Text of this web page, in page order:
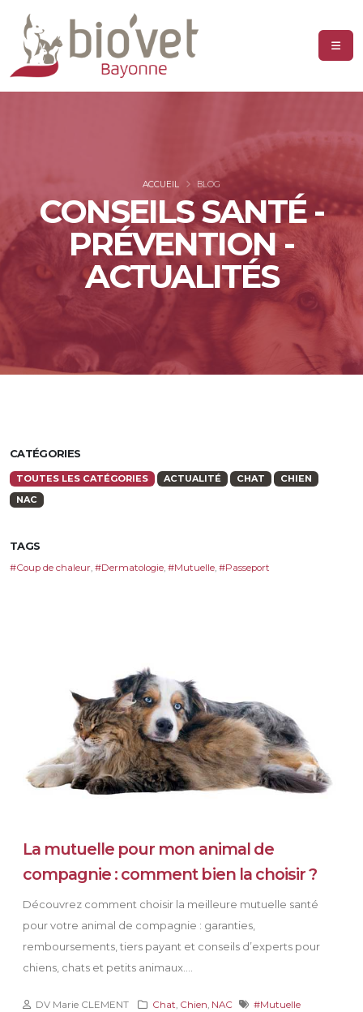
CONSEILS SANTÉ -
PRÉVENTION -
ACTUALITÉS
ACCUEIL BLOG
CATÉGORIES
TOUTES LES CATÉGORIES ACTUALITÉ CHAT
CHIEN
NAC
TAGS
#Coup de chaleur, #Dermatologie, #Mutuelle, #Passeport
La mutuelle pour mon animal de
compagnie : comment bien la choisir ?
Découvrez comment choisir la meilleure mutuelle santé
pour votre animal de compagnie : garanties,
remboursements, tiers payant et conseils d’experts pour
chiens, chats et petits animaux....
DV Marie CLEMENT Chat, Chien, NAC #Mutuelle